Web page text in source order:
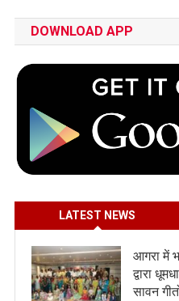
DOWNLOAD APP
LATEST NEWS
आगरा में
द्वारा
सावन